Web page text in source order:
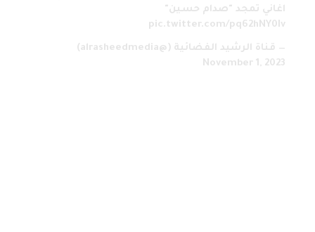
اغاني تمجد "صدام حسين"
pic.twitter.com/pq62hNY0Iv
— قناة الرشيد الفضائية (@alrasheedmedia)
November 1, 2023